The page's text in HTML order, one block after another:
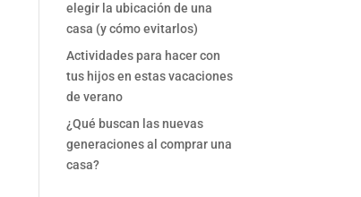
elegir la ubicación de una
casa (y cómo evitarlos)
Actividades para hacer con
tus hijos en estas vacaciones
de verano
¿Qué buscan las nuevas
generaciones al comprar una
casa?